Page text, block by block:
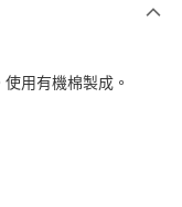
用有機棉製成。